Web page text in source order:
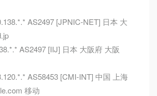
AS2497 [JPNIC-NET] 日本 大
AS2497 [IIJ] 日本 大阪府 大阪
AS58453 [CMI-INT] 中国 上海
移动